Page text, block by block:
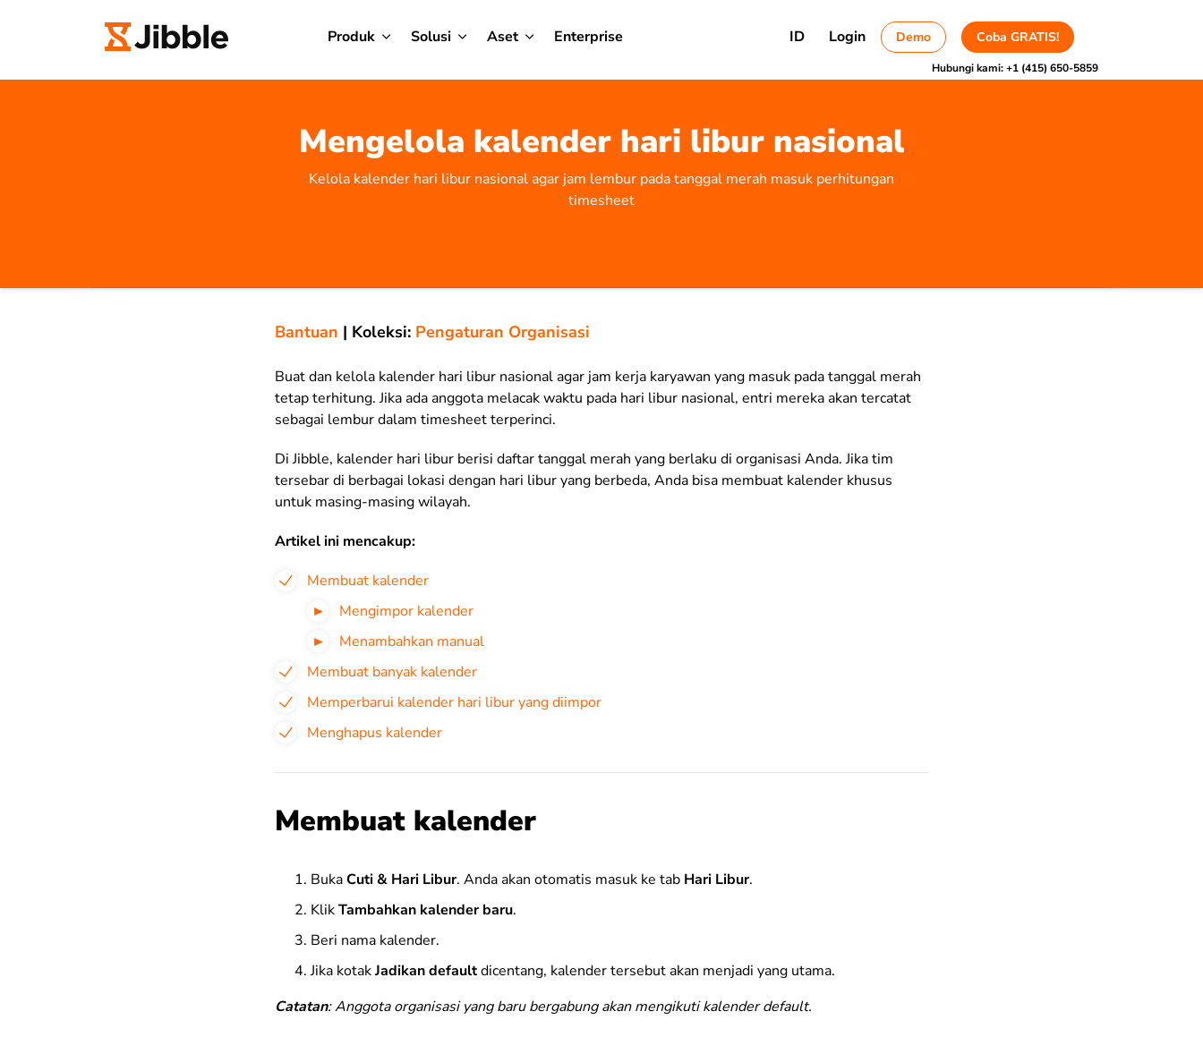
Produk Solusi Aset Enterprise ID Login Demo Coba GRATIS!
Hubungi kami:+1 (415) 650-5859
Mengelola kalender hari libur nasional
Kelola kalender hari libur nasional agar jam lembur pada tanggal merah masuk perhitungan
timesheet
Bantuan | Koleksi: Pengaturan Organisasi
Buat dan kelola kalender hari libur nasional agar jam kerja karyawan yang masuk pada tanggal merah
tetap terhitung. Jika ada anggota melacak waktu pada hari libur nasional, entri mereka akan tercatat
sebagai lembur dalam timesheet terperinci.
Di Jibble, kalender hari libur berisi daftar tanggal merah yang berlaku di organisasi Anda. Jika tim
tersebar di berbagai lokasi dengan hari libur yang berbeda, Anda bisa membuat kalender khusus
untuk masing-masing wilayah.
Artikel ini mencakup:
Membuat kalender
Mengimpor kalender
Menambahkan manual
Membuat banyak kalender
Memperbarui kalender hari libur yang diimpor
Menghapus kalender
Membuat kalender
BukaCuti & Hari Libur. Anda akan otomatis masuk ke tab Hari Libur.
KlikTambahkan kalender baru.
Beri nama kalender.
Jika kotakJadikan defaultdicentang, kalender tersebut akan menjadi yang utama.
Catatan: Anggota organisasi yang baru bergabung akan mengikuti kalender default.